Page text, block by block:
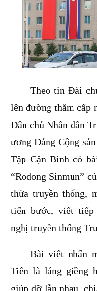
Theo tin Đài
lên đường thăm cấp
Dân chủ Nhân dân
ương Đảng Cộng
Tập Cận Bình có
“Rodong Sinmun”
thừa truyền thống,
tiến bước, viết
nghị truyền thống
Bài viết nhấn
Tiên là láng giềng
giúp đỡ lẫn nhau,